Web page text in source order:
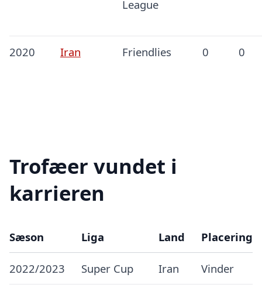
League
2020 Iran Friendlies 0 0
Trofæer vundet i
karrieren
Sæson Liga Land Placering
2022/2023 Super Cup Iran Vinder